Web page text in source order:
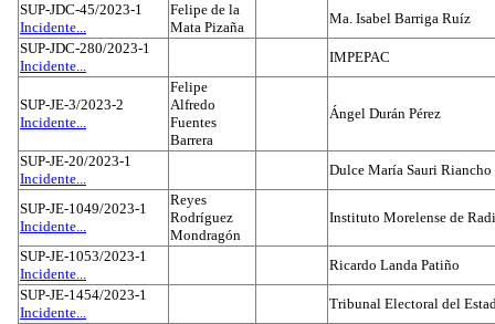
SUP-JDC-45/2023-1
Incidente...
Felipe de la
Mata Pizaña
Ma. Isabel Barriga Ruíz
SUP-JDC-280/2023-1
Incidente...
IMPEPAC
SUP-JE-3/2023-2
Incidente...
Felipe
Alfredo
Fuentes
Barrera
Ángel Durán Pérez
SUP-JE-20/2023-1
Incidente...
Dulce María Sauri
SUP-JE-1049/2023-1
Incidente...
Reyes
Rodríguez
Mondragón
Instituto Morelense de
SUP-JE-1053/2023-1
Incidente...
Ricardo Landa Patiño
SUP-JE-1454/2023-1
Incidente...
Tribunal Electoral del